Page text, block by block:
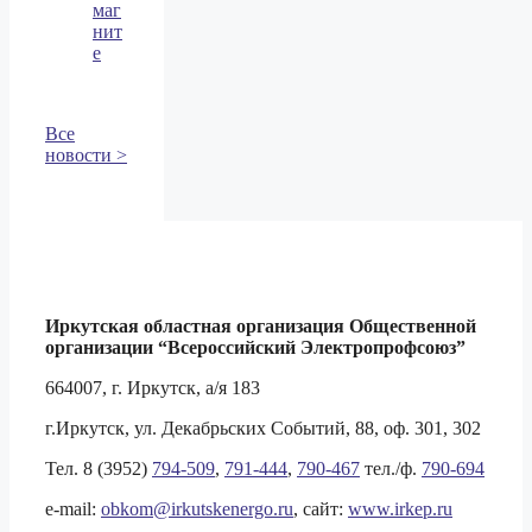
маг
нит
е
Все
новости >
Иркутская областная организация Общественной
организации “Всероссийский Электропрофсоюз”
664007, г. Иркутск, а/я 183
г.Иркутск, ул. Декабрьских Событий, 88, оф. 301, 302
Тел. 8 (3952) 794-509, 791-444, 790-467 тел./ф. 790-694
e-mail: obkom@irkutskenergo.ru, cайт: www.irkep.ru